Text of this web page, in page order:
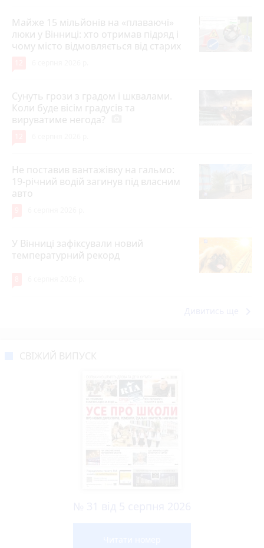
Майже 15 мільйонів на «плаваючі»
люки у Вінниці: хто отримав підряд і
чому місто відмовляється від старих
Сунуть грози з градом і шквалами.
Коли буде вісім градусів та
вируватиме негода?
Не поставив вантажівку на гальмо:
19-річний водій загинув під власним
авто
У Вінниці зафіксували новий
температурний рекорд